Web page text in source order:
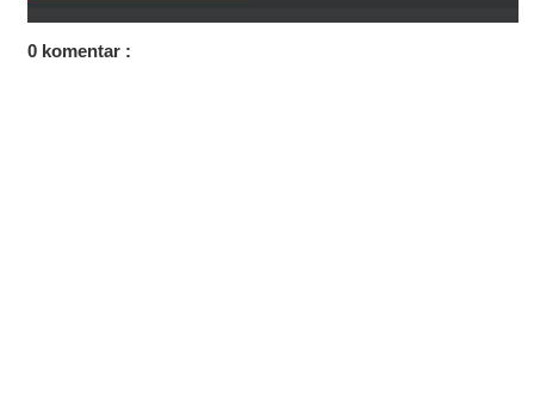
0 komentar :